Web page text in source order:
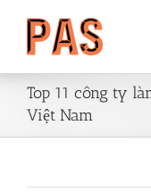
content
Top 11 công ty
Việt Nam